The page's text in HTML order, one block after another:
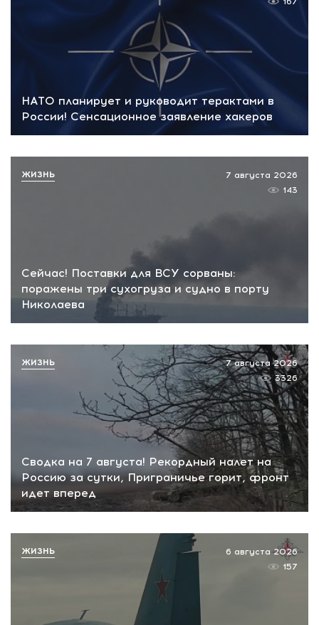
НАТО планирует и руководит терактами в
России! Сенсационное заявление хакеров
Сейчас! Поставки для ВСУ сорваны:
поражены три сухогруза и судно в порту
Николаева
7 августа 2026
143
ЖИЗНЬ
Сводка на 7 августа! Рекордный налет на
Россию за сутки, Приграничье горит, фронт
идет вперед
7 августа 2026
3326
ЖИЗНЬ
6 августа 2026
157
ЖИЗНЬ